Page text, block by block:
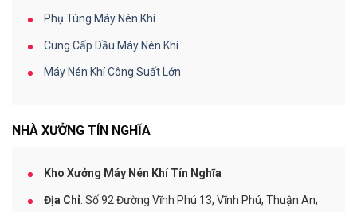
Phụ Tùng Máy Nén Khí
Cung Cấp Dầu Máy Nén Khí
Máy Nén Khí Công Suất Lớn
NHÀ XƯỞNG TÍN NGHĨA
Kho Xưởng Máy Nén Khí Tín Nghĩa
Địa Chỉ: Số 92 Đường Vĩnh Phú 13, Vĩnh Phú, Thuận An,